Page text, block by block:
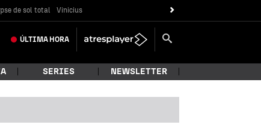
de sol total Vinicius
ÚLTIMA HORA
SERIES NEWSLETTER